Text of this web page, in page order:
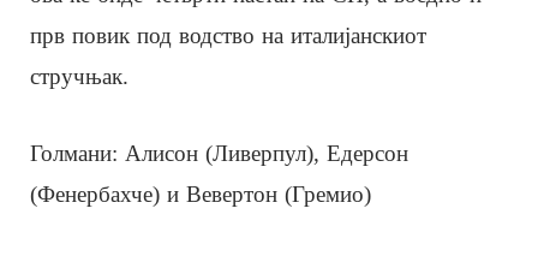
прв повик под водство на италијанскиот
стручњак.
Голмани: Алисон (Ливерпул), Едерсон
(Фенербахче) и Вевертон (Гремио)